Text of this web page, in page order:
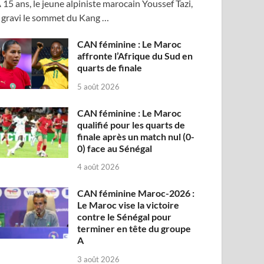
15 ans, le jeune alpiniste marocain Youssef Tazi,
gravi le sommet du Kang …
CAN féminine : Le Maroc
affronte l’Afrique du Sud en
quarts de finale
5 août 2026
CAN féminine : Le Maroc
qualifié pour les quarts de
finale après un match nul (0-
0) face au Sénégal
4 août 2026
CAN féminine Maroc-2026 :
Le Maroc vise la victoire
contre le Sénégal pour
terminer en tête du groupe
A
3 août 2026